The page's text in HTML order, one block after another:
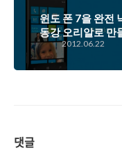
는 이통사가 되었
면...
윈도 폰 7을 완전
동강 오리알로 만
어버린 MS의 윈도
폰 8 전략
2012.06.22
댓글